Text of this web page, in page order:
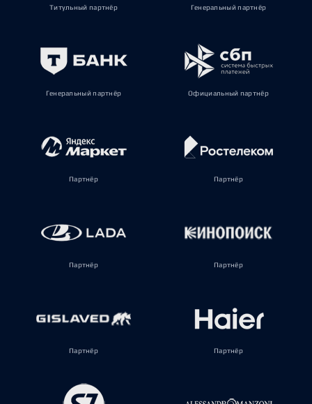
Титульный партнёр Генеральный партнёр
Генеральный партнёр Официальный партнёр
Партнёр Партнёр
Партнёр Партнёр
Партнёр Партнёр